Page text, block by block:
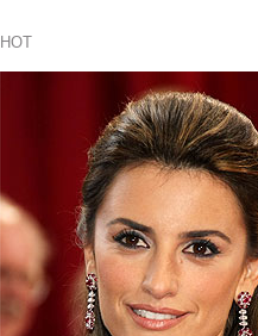
HOT